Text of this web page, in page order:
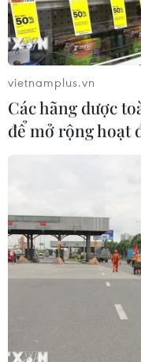
Một phiên họp của
Ngày 22/1, Hội
thảo luận về việc
công nhằm vào
ở Syria, động
vietnamplus.vn
Các hãng dược
để mở rộng hoạt